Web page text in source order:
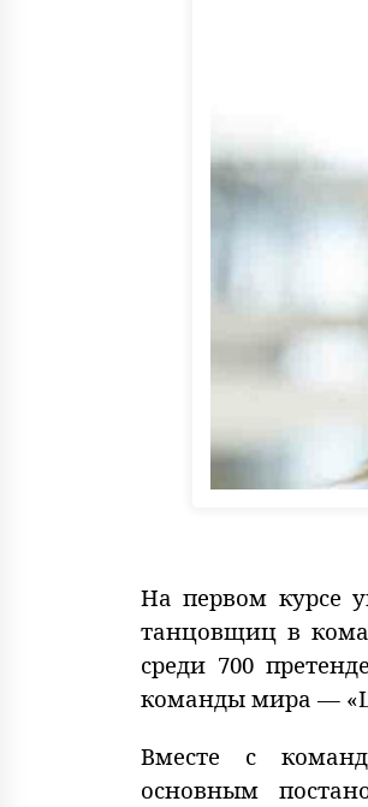
На первом курсе
танцовщиц в
среди 700
команды мира —
Вместе с
основным